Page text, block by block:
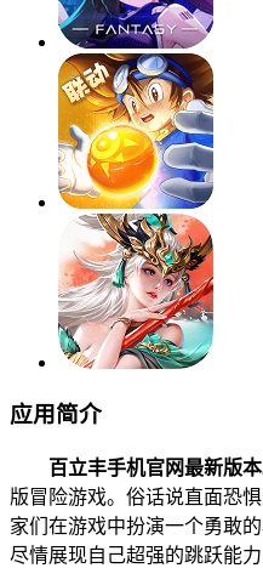
应用简介
百立丰手机官网最新版本
版冒险游戏。俗话说直面恐
家们在游戏中扮演一个勇敢
尽情展现自己超强的跳跃能